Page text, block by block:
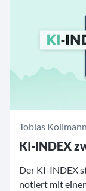
Tobias Kollmann
KI-INDEX
Der KI-INDEX
notiert mit